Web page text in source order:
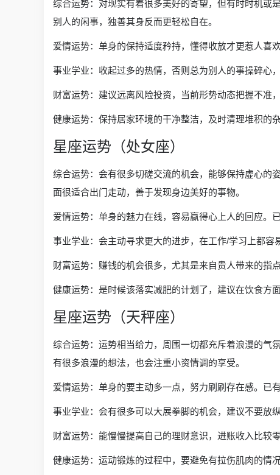
综合运势：对现实有着很多美好的寄望，但有时时机或
别人的闲事，独善其身反而更轻松自在。
爱情运势：单身的保持适度矜持，懂得收放才更惹人喜
事业学业：收起过多的热情，否则总为别人的事操碎心
财富运势：建议远离风险投资，当前形势动态把握不准
健康运势：保持居家环境的干净整洁，及时清理堆积的
星座运势（处女座）
综合运势：会有很多切磋交流的机会，能够保持虚心的
面很适合出门走动，善于发现身边美好的事物。
爱情运势：单身的魅力在线，容易赢得心上人的回应。
事业学业：会主动寻求更大的进步，在工作/学习上都容
财富运势：赚钱的机会很多，尤其是来自贵人带来的指
健康运势：是时候该落实减肥的计划了，建议在饮食方
星座运势（天秤座）
综合运势：运势相当给力，周围一切都充斥着浪漫的气
有很多浪漫的想法，也会注重小资情调的享受。
爱情运势：单身的要主动多一点，努力刷刷存在感。已
事业学业：会有很多可以大展拳脚的机会，建议不要放
财富运势：能慢慢提高自己的理财意识，进账收入比较
健康运势：运动锻炼的过程中，要避免有拉伤肌肉的情